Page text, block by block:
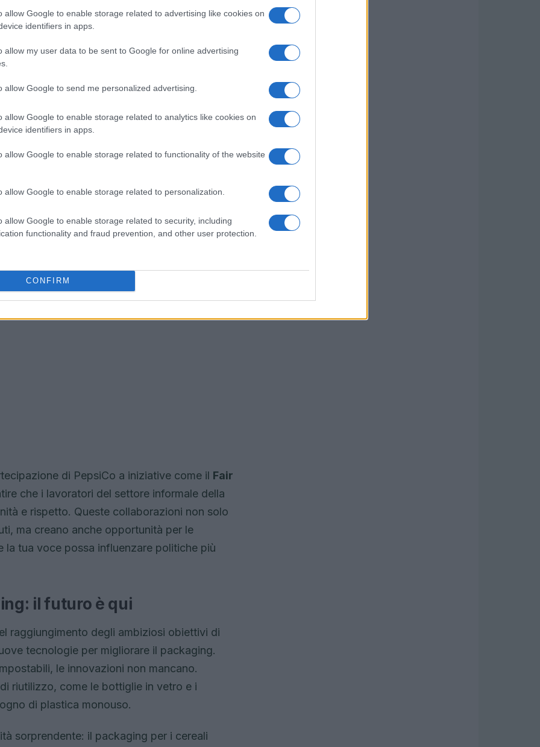
allow Google to enable storage related to advertising like cookies on
identifiers in apps.
allow my user data to be sent to Google for online advertising
allow Google to send me personalized advertising.
allow Google to enable storage related to analytics like cookies on
identifiers in apps.
allow Google to enable storage related to functionality of the website
allow Google to enable storage related to personalization.
allow Google to enable storage related to security, including
functionality and fraud prevention, and other user protection.
CONFIRM
stiamo parlando di un futuro in cui il 97% del
o compostabile entro il 2030.
ènecessario! E tu, che idea ti sei fatto su
futuro più verde?
unendo le forze per un
sfide richiede un approccio collettivo.
portare avanti; è necessario coinvolgere
consumatori. Solo attraverso un dialogo attivo
trovare soluzioni scalabili e sostenibili.
di PepsiCo a iniziative come il Fair
che i lavoratori del settore informale della
e rispetto. Queste collaborazioni non solo
ma creano anche opportunità per le
la tua voce possa influenzare politiche più
il futuro è qui
raggiungimento degli ambiziosi obiettivi di
tecnologie per migliorare il packaging.
le innovazioni non mancano.
riutilizzo, come le bottiglie in vetro e i
di plastica monouso.
sorprendente: il packaging per i cereali